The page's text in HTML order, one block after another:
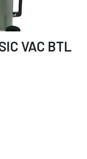
VAC BTL